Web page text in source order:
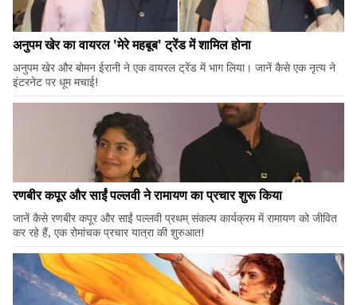
अनुपम खेर का वायरल 'मेरे महबूब' ट्रेंड में शामिल होना
अनुपम खेर और बोमन ईरानी ने एक वायरल ट्रेंड में भाग लिया। जानें कैसे एक नृत्य ने
इंटरनेट पर धूम मचाई!
रणबीर कपूर और साईं पल्लवी ने रामायण का प्रचार शुरू किया
जानें कैसे रणबीर कपूर और साईं पल्लवी प्रथम् संकल्प कार्यक्रम में रामायण को जीवित
कर रहे हैं, एक रोमांचक प्रचार यात्रा की शुरुआत!